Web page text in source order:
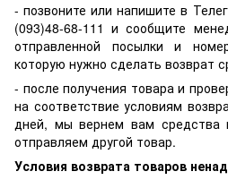
- позвоните или напишите в
(093)48-68-111 и сообщите
отправленной посылки и
которую нужно сделать возврат
- после получения товара и
на соответствие условиям
дней, мы вернем вам средства
отправляем другой товар.
Условия возврата товаров